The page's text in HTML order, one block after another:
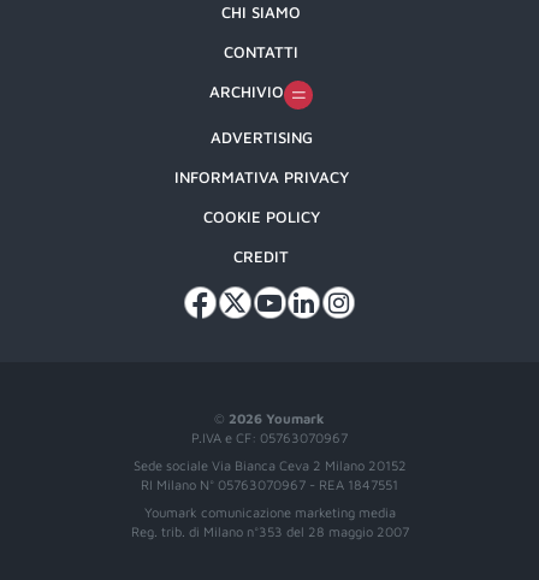
© 2026 Youmark
P.IVA e CF: 05763070967
Sede sociale Via Bianca Ceva 2 Milano 20152
RI Milano N° 05763070967 - REA 1847551
Youmark comunicazione marketing media
Reg. trib. di Milano n°353 del 28 maggio 2007
CHI SIAMO
CONTATTI
ARCHIVIO
ADVERTISING
INFORMATIVA PRIVACY
COOKIE POLICY
CREDIT